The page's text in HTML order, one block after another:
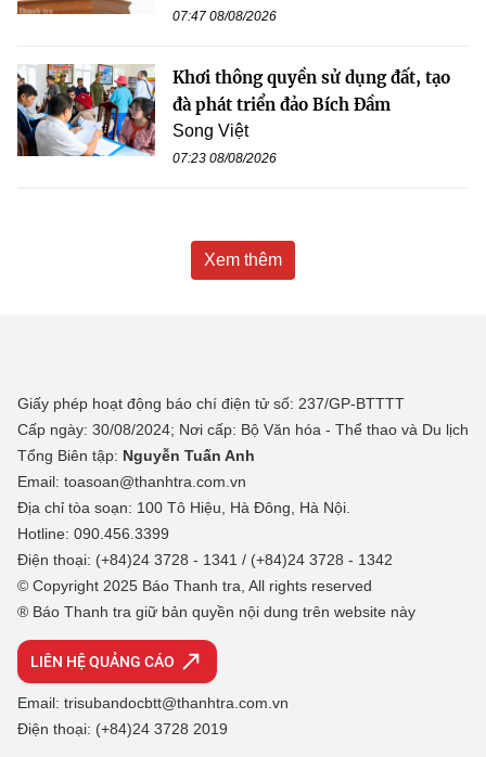
07:47 08/08/2026
Khơi thông quyền sử dụng đất, tạo
đà phát triển đảo Bích Đầm
Song Việt
07:23 08/08/2026
Xem thêm
Giấy phép hoạt động báo chí điện tử số: 237/GP-BTTTT
Cấp ngày: 30/08/2024; Nơi cấp: Bộ Văn hóa - Thể thao và Du lịch
Tổng Biên tập: Nguyễn Tuấn Anh
Email: toasoan@thanhtra.com.vn
Địa chỉ tòa soạn: 100 Tô Hiệu, Hà Đông, Hà Nội.
Hotline: 090.456.3399
Điện thoại: (+84)24 3728 - 1341 / (+84)24 3728 - 1342
© Copyright 2025 Báo Thanh tra, All rights reserved
® Báo Thanh tra giữ bản quyền nội dung trên website này
LIÊN HỆ QUẢNG CÁO
Email: trisubandocbtt@thanhtra.com.vn
Điện thoại: (+84)24 3728 2019